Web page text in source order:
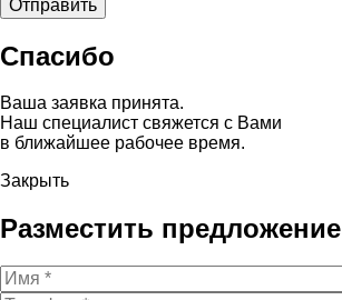
Спасибо
Ваша заявка принята.
Наш специалист свяжется с Вами
в ближайшее рабочее время.
Закрыть
Разместить предложение